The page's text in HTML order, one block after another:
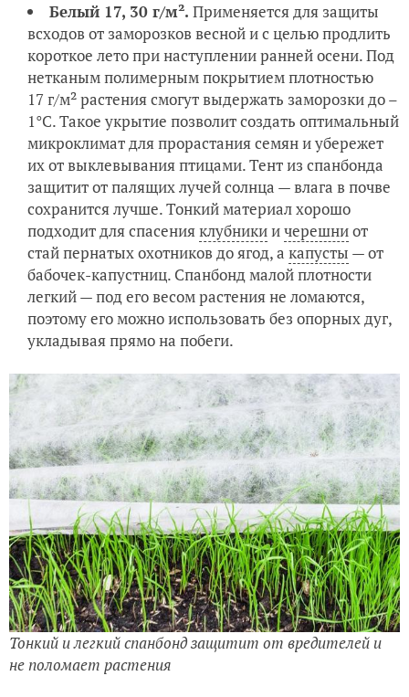
Белый 17, 30 г/м². Применяется для защиты
всходов от заморозков весной и с целью продлить
короткое лето при наступлении ранней осени. Под
нетканым полимерным покрытием плотностью
17 г/м² растения смогут выдержать заморозки до –
1°С. Такое укрытие позволит создать оптимальный
микроклимат для прорастания семян и убережет
их от выклевывания птицами. Тент из спанбонда
защитит от палящих лучей солнца — влага в почве
сохранится лучше. Тонкий материал хорошо
подходит для спасенияклубникиичерешниот
стай пернатых охотников до ягод, а капусты — от
бабочек-капустниц. Спанбонд малой плотности
легкий — под его весом растения не ломаются,
поэтому его можно использовать без опорных дуг,
укладывая прямо на побеги.
Тонкий и легкий спанбонд защитит от вредителей и
не поломает растения